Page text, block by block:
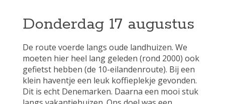
Donderdag 17 augustus
De route voerde langs oude landhuizen. We
moeten hier heel lang geleden (rond 2000) ook
gefietst hebben (de 10-eilandenroute). Bij een
klein haventje een leuk koffieplekje gevonden.
Dit is echt Denemarken. Daarna een mooi stuk